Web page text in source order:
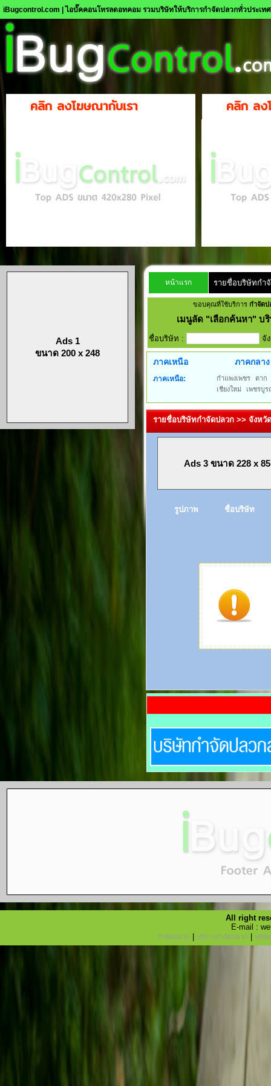
iBugcontrol.com | ไอบั๊คคอนโทรลดอทคอม รวมบริษัทให้บริการกำจัดปลวกทั่วประเท
คลิก ลงโฆษณากับเรา คลิก ลง
Ads 1
ขนาด 200 x 248
หน้าแรก รายชื่อบริษัทกำ
ขอบคุณที่ใช้บริการ กำจัดป
เมนูลัด "เลือกค้นหา" บ
ชื่อบริษัท : จั
ภาคเหนือ ภาคกลาง
ภาคเหนือ: กำแพงเพชร
ตาก
เชียงใหม่
เพชรบู
รายชื่อบริษัทกำจัดปลวก >> จังหวั
Ads 3 ขนาด 228 x 85
รูปภาพ ชื่อบริษัท
All right
E-mail :
กำจัดปลวก บริการกำจัดปลวก บริษั